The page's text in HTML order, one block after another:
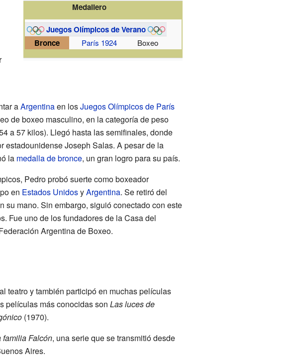
Medallero
Juegos Olímpicos de Verano
Bronce
París 1924 Boxeo
aArgentinaen losJuegos Olímpicos de París
de boxeo masculino, en la categoría de peso
a 57 kilos). Llegó hasta las semifinales, donde
estadounidense Joseph Salas. A pesar de la
la medalla de bronce, un gran logro para su país.
Pedro probó suerte como boxeador
en Estados UnidosyArgentina. Se retiró del
su mano. Sin embargo, siguió conectado con este
Fue uno de los fundadores de la Casa del
Argentina de Boxeo.
teatro y también participó en muchas películas
películas más conocidas son Las luces de
(1970).
familia Falcón, una serie que se transmitió desde
Aires.